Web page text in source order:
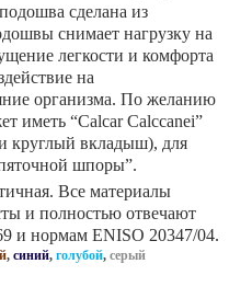
сделана из
снимает нагрузку на
легкости и комфорта
на
организма. По желанию
иметь “Calcar Calccanei”
круглый вкладыш), для
шпоры”.
Все материалы
и полностью отвечают
и нормам ENISO 20347/04.
,синий,голубой,серый